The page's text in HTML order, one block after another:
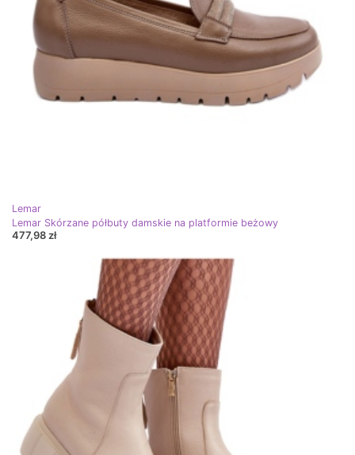
Lemar
Lemar Skórzane półbuty damskie na platformie beżowy
477,98 zł